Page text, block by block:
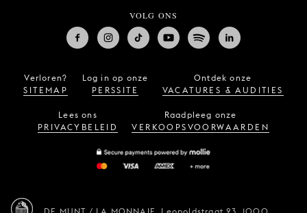
VOLG ONS
Verloren?
SITEMAP
Log in op onze
PERSSITE
Ontdek onze
VACATURES & AUDITIES
Lees ons
PRIVACYBELEID
Raadpleeg onze
VERKOOPSVOORWAARDEN